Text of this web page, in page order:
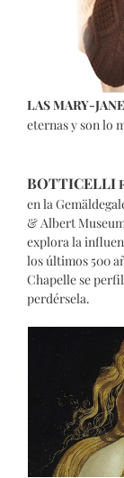
LAS MARY-
eternas y son lo
BOTTICELLI
en la
& Albert
explora la
los últimos 500
Chapelle se
perdérsela.